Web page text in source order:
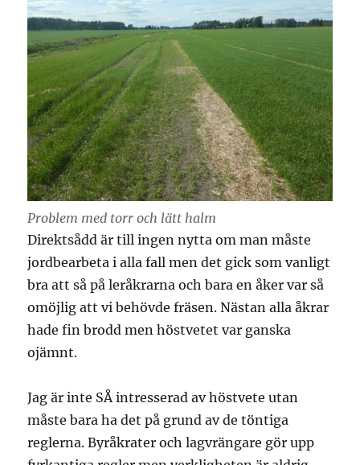
Problem med torr och lätt halm
Direktsådd är till ingen nytta om man måste
jordbearbeta i alla fall men det gick som vanligt
bra att så på leråkrarna och bara en åker var så
omöjlig att vi behövde fräsen. Nästan alla åkrar
hade fin brodd men höstvetet var ganska
ojämnt.
Jag är inte SÅ intresserad av höstvete utan
måste bara ha det på grund av de töntiga
reglerna. Byråkrater och lagvrängare gör upp